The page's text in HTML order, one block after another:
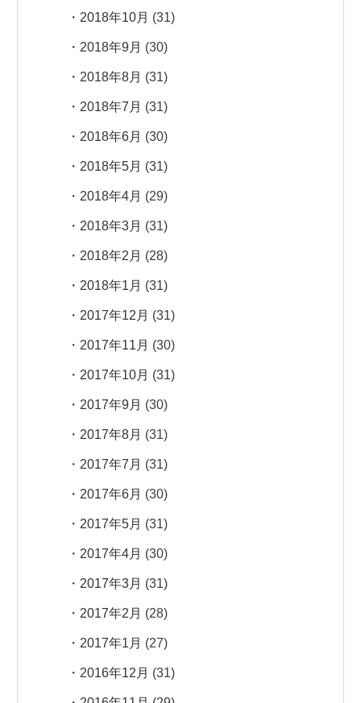
2018年10月 (31)
2018年9月 (30)
2018年8月 (31)
2018年7月 (31)
2018年6月 (30)
2018年5月 (31)
2018年4月 (29)
2018年3月 (31)
2018年2月 (28)
2018年1月 (31)
2017年12月 (31)
2017年11月 (30)
2017年10月 (31)
2017年9月 (30)
2017年8月 (31)
2017年7月 (31)
2017年6月 (30)
2017年5月 (31)
2017年4月 (30)
2017年3月 (31)
2017年2月 (28)
2017年1月 (27)
2016年12月 (31)